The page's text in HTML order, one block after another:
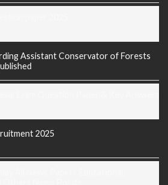
Assistant Conservator of Forests
2025